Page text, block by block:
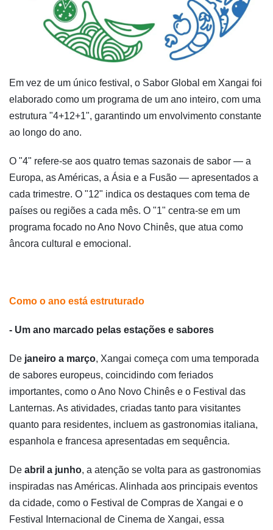
Em vez de um único festival, o Sabor Global em Xangai foi
elaborado como um programa de um ano inteiro, com uma
estrutura "4+12+1", garantindo um envolvimento constante
ao longo do ano.
O "4" refere-se aos quatro temas sazonais de sabor — a
Europa, as Américas, a Ásia e a Fusão — apresentados a
cada trimestre. O "12" indica os destaques com tema de
países ou regiões a cada mês. O "1" centra-se em um
programa focado no Ano Novo Chinês, que atua como
âncora cultural e emocional.
Como o ano está estruturado
- Um ano marcado pelas estações e sabores
De janeiro a março, Xangai começa com uma temporada
de sabores europeus, coincidindo com feriados
importantes, como o Ano Novo Chinês e o Festival das
Lanternas. As atividades, criadas tanto para visitantes
quanto para residentes, incluem as gastronomias italiana,
espanhola e francesa apresentadas em sequência.
De abril a junho, a atenção se volta para as gastronomias
inspiradas nas Américas. Alinhada aos principais eventos
da cidade, como o Festival de Compras de Xangai e o
Festival Internacional de Cinema de Xangai, essa